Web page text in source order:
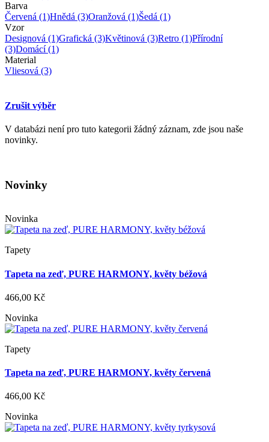
Barva
Červená (1)Hnědá (3)Oranžová (1)Šedá (1)
Vzor
Designová (1)Grafická (3)Květinová (3)Retro (1)Přírodní
(3)Domácí(1)
Material
Vliesová (3)
Zrušit výběr
V databázi není pro tuto kategorii žádný záznam, zde jsou naše
novinky.
Novinky
Novinka
Tapety
Tapeta na zeď, PURE HARMONY, květy béžová
466,00 Kč
Novinka
Tapety
Tapeta na zeď, PURE HARMONY, květy červená
466,00 Kč
Novinka